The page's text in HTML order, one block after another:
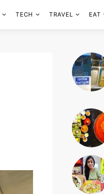
TECH TRAVEL EAT